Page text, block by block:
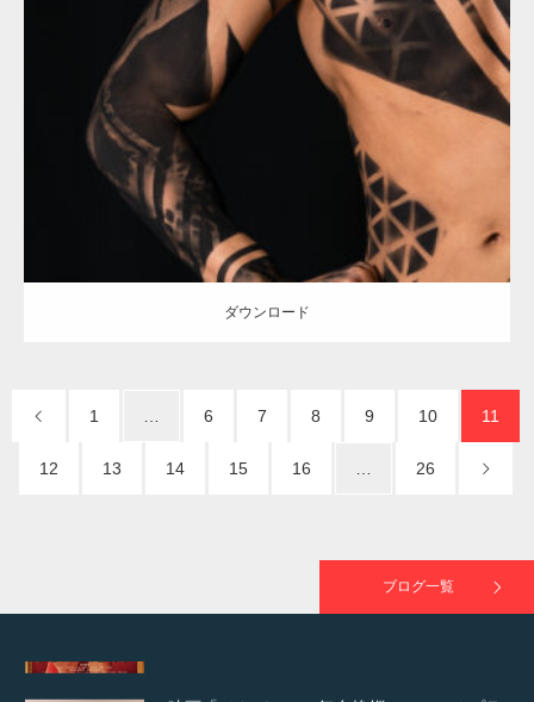
Update: 2021.12.21
Category: アートなマッチョ オレンジの人 AKIHITO(細マッチョ)
ダウンロード
ダウンロード
1 6 7 8 9 10 11
12 13 14 15 16 26
ブログ一覧
【TV】TBS番組「ひるおび」にてマッスルプ
ラスが紹介されま…
TOKYO FMラジオ番組「ONE MORNING」
で紹介さ…
た（6/8放送）
スメンバーが出演（3…